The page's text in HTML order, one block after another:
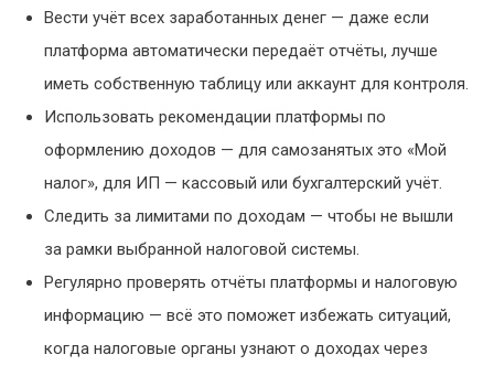
Вести учёт всех заработанных денег — даже если
платформа автоматически передаёт отчёты, лучше
иметь собственную таблицу или аккаунт для контроля.
Использовать рекомендации платформы по
оформлению доходов — для самозанятых это «Мой
налог», для ИП — кассовый или бухгалтерский учёт.
Следить за лимитами по доходам — чтобы не вышли
за рамки выбранной налоговой системы.
Регулярно проверять отчёты платформы и налоговую
информацию — всё это поможет избежать ситуаций,
когда налоговые органы узнают о доходах через